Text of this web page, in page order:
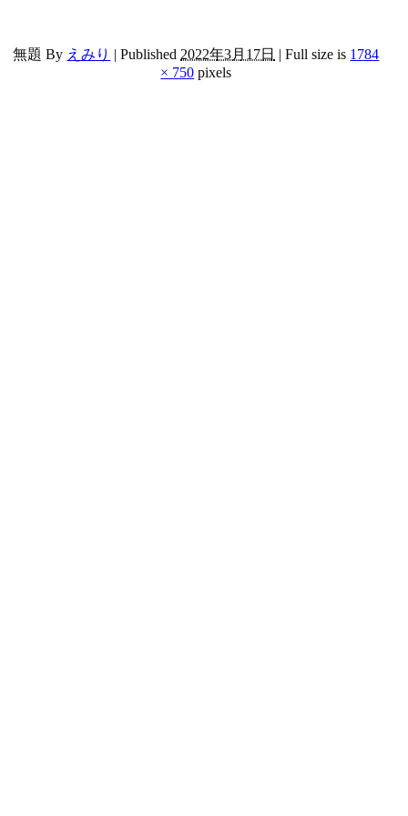
無題 By えみり | Published 2022年3月17日 | Full size is 1784
× 750 pixels